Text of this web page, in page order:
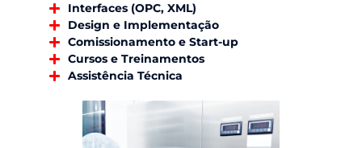
Interfaces (OPC, XML)
Design e Implementação
Comissionamento e Start-up
Cursos e Treinamentos
Assistência Técnica